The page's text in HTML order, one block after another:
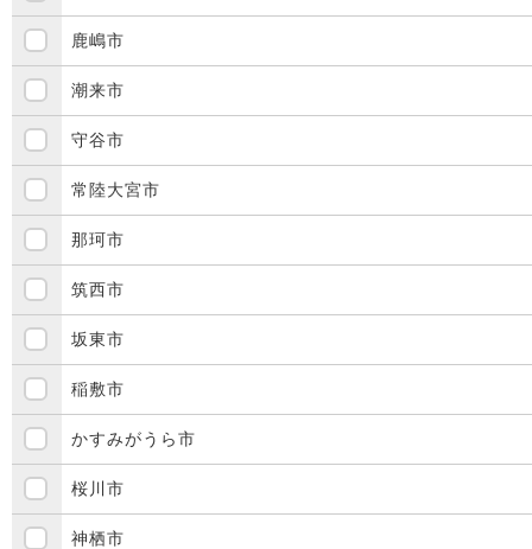
鹿嶋市
潮来市
守谷市
常陸大宮市
那珂市
筑西市
坂東市
稲敷市
かすみがうら市
桜川市
神栖市